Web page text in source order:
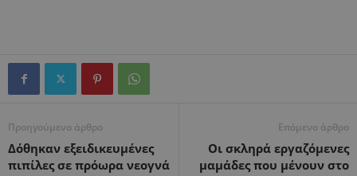
Προηγούμενο άρθρο
Δόθηκαν εξειδικευμένες
πιπίλες σε πρόωρα νεογνά
Επόμενο άρθρο
Οι σκληρά εργαζόμενες
μαμάδες που μένουν στο